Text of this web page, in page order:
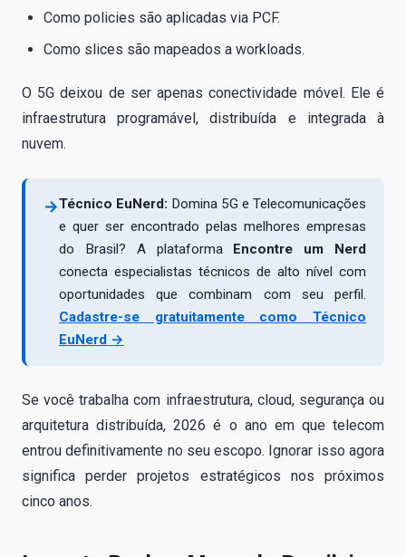
Como policies são aplicadas via PCF.
Como slices são mapeados a workloads.
O 5G deixou de ser apenas conectividade móvel. Ele é
infraestrutura programável, distribuída e integrada à
nuvem.
→Técnico EuNerd: Domina 5G e Telecomunicações
e quer ser encontrado pelas melhores empresas
do Brasil? A plataforma Encontre um Nerd
conecta especialistas técnicos de alto nível com
oportunidades que combinam com seu perfil.
Cadastre-se gratuitamente como Técnico
EuNerd →
Se você trabalha com infraestrutura, cloud, segurança ou
arquitetura distribuída, 2026 é o ano em que telecom
entrou definitivamente no seu escopo. Ignorar isso agora
significa perder projetos estratégicos nos próximos
cinco anos.